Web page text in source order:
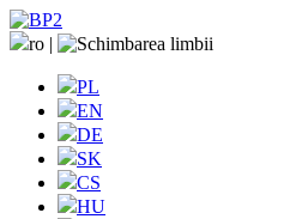
ro |
PL
EN
DE
SK
CS
HU